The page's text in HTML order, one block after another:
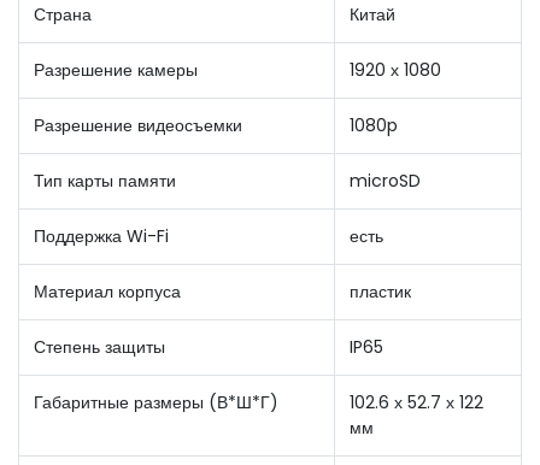
Страна Китай
Разрешение камеры 1920 х 1080
Разрешение видеосъемки 1080p
Тип карты памяти microSD
Поддержка Wi-Fi есть
Материал корпуса пластик
Степень защиты IP65
Габаритные размеры (В*Ш*Г)
102.6 х 52.7 х 122
мм